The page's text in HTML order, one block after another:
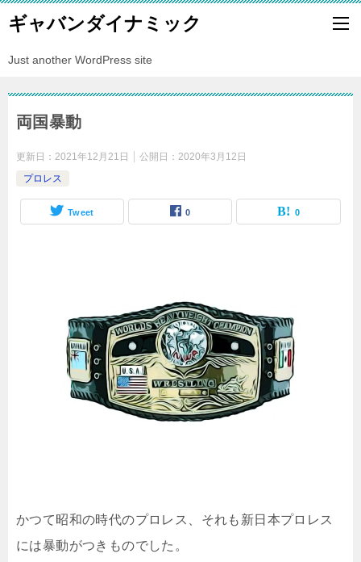
ギャバンダイナミック
Just another WordPress site
両国暴動
更新日： 2021年12月21日 公開日： 2020年3月12日
プロレス
Tweet 0 0
かつて昭和の時代のプロレス、それも新日本プロレス
には暴動がつきものでした。